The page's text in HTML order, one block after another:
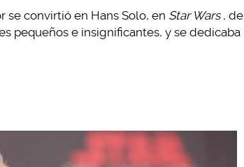
se convirtió en Hans Solo, en Star Wars , de
pequeños e insignificantes, y se dedicaba